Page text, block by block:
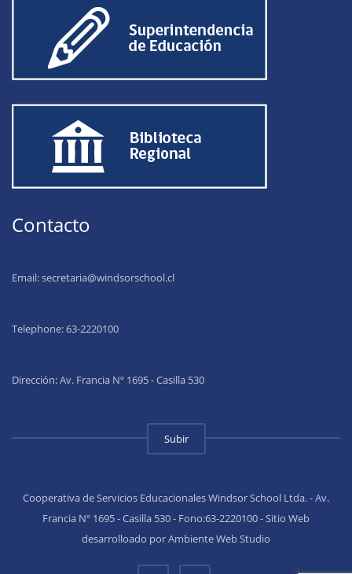
Contacto
Email:secretaria@windsorschool.cl
Telephone: 63-2220100
Dirección: Av. Francia Nº 1695 - Casilla 530
Subir
Cooperativa de Servicios Educacionales Windsor School Ltda. - Av.
Francia Nº 1695 - Casilla 530 - Fono:63-2220100 - Sitio Web
desarrolloado por Ambiente Web Studio